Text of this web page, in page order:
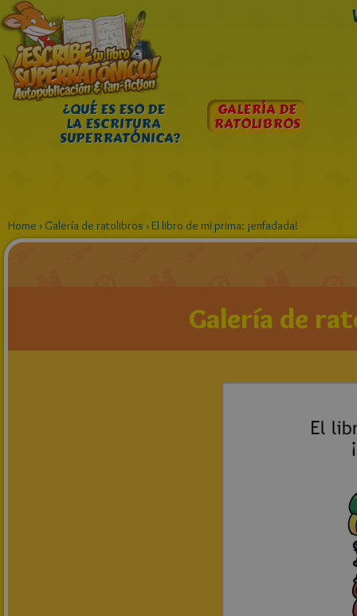
¿QUÉ ES ESO DE
LA ESCRITURA
SUPERRATÓNICA?
GALERÍA DE
RATOLIBROS
Home › Galería de ratolibros ›El libro de mi prima: ¡enfadada!
Galería de